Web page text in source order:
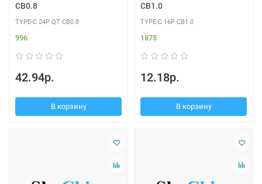
CB0.8
TYPE-C 24P QT CB0.8
996
42.94р.
В корзину
CB1.0
TYPE-C 16P CB1.0
1875
12.18р.
В корзину